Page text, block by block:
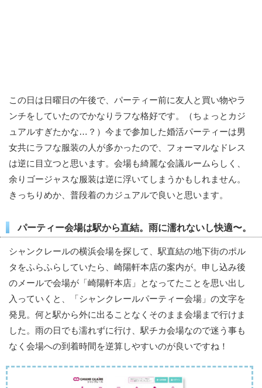
この日は日曜日の午後で、パーティー前に友人と買い物やラ
ンチをしていたのでかなりラフな格好です。（ちょっとカジ
ュアルすぎたかな…？）今まで参加した婚活パーティーは男
女共にラフな服装の人が多かったので、フォーマルなドレス
は逆に目立つと思います。会場も綺麗な会議ルームらしく、
余りゴージャスな服装は逆に浮いてしまうかもしれません。
きっちりめか、普段着のカジュアルで良いと思います。
パーティー会場は駅から直結。雨に濡れないし快適〜。
シャンクレールの横浜会場を探して、駅直結の地下街のポル
タをふらふらしていたら、崎陽軒本店の案内が。申し込み後
のメールで会場が「崎陽軒本店」となってたことを思い出し
入っていくと、「シャンクレールパーティー会場」の文字を
発見。何と駅から外に出ることなくそのまま会場まで行けま
した。雨の日でも濡れずに行け、駅チカ会場なので迷う事も
なく会場への到着時間を逆算しやすいのが良いですね！